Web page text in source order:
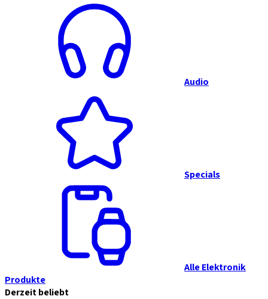
Audio
Specials
Alle Elektronik
Produkte
Derzeit beliebt